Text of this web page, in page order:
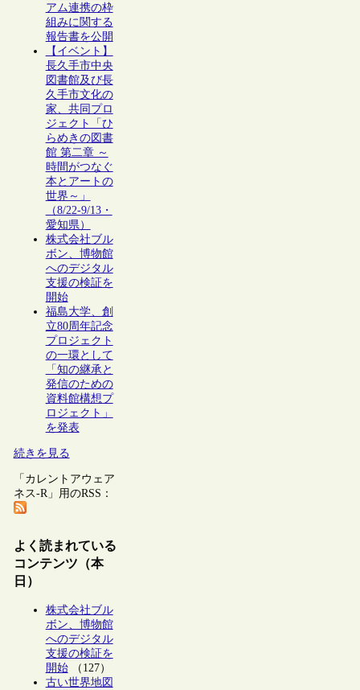
アム連携の枠
組みに関する
報告書を公開
【イベント】
長久手市中央
図書館及び長
久手市文化の
家、共同プロ
ジェクト「ひ
らめきの図書
館 第二章 ～
時間がつなぐ
本とアートの
世界～」
（8/22-9/13・
愛知県）
株式会社ブル
ボン、博物館
へのデジタル
支援の検証を
開始
福島大学、創
立80周年記念
プロジェクト
の一環として
「知の継承と
発信のための
資料館構想プ
ロジェクト」
を発表
続きを見る
「カレントアウェア
ネス-R」用のRSS：
よく読まれている
コンテンツ（本
日）
株式会社ブル
ボン、博物館
へのデジタル
支援の検証を
開始（127）
古い世界地図